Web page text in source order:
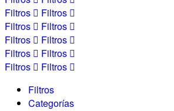
Filtros
Filtros
Filtros
Filtros
Filtros
Filtros
Filtros
Filtros
Filtros
Filtros
Filtros
Categorías